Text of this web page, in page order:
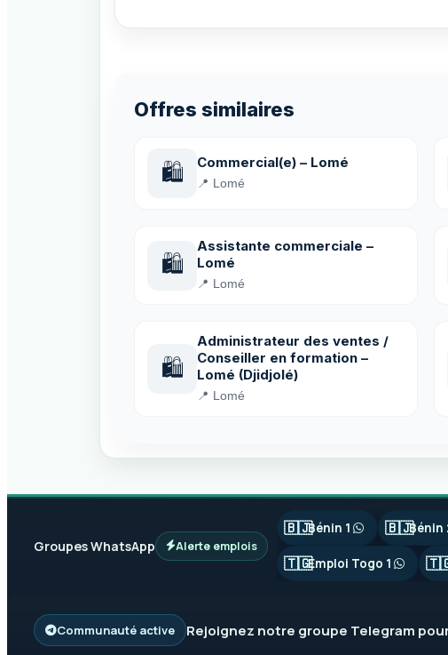
Offres similaires
🛍️ Commercial(e) – Lomé
📍 Lomé
🛍️
Assistante commerciale –
Lomé
📍 Lomé
🛍️
Administrateur des ventes /
Conseiller en formation –
Lomé (Djidjolé)
📍 Lomé
Groupes WhatsApp Alerte emplois
🇧🇯Bénin 1 🇧🇯Bénin
🇹🇬Emploi Togo 1
Communauté active Rejoignez notre groupe Telegram